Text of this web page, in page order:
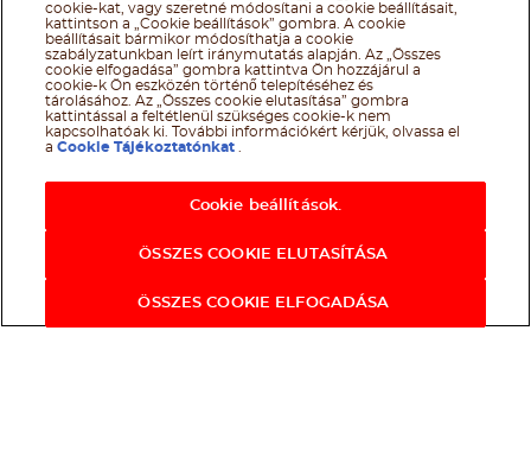
cookie-kat, vagy szeretné módosítani a cookie beállításait,
kattintson a „Cookie beállítások” gombra. A cookie
beállításait bármikor módosíthatja a cookie
szabályzatunkban leírt iránymutatás alapján. Az „Összes
cookie elfogadása” gombra kattintva Ön hozzájárul a
cookie-k Ön eszközén történő telepítéséhez és
tárolásához. Az „Összes cookie elutasítása” gombra
kattintással a feltétlenül szükséges cookie-k nem
kapcsolhatóak ki. További információkért kérjük, olvassa el
aCookie Tájékoztatónkat
Cookie beállítások.
ÖSSZES COOKIE ELUTASÍTÁSA
ÖSSZES COOKIE ELFOGADÁSA